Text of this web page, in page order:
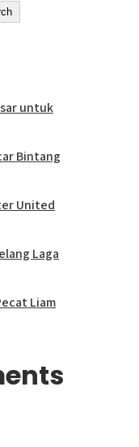
untuk
Bintang
United
Laga
Liam